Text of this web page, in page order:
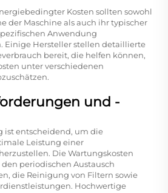
Kosten sollten sowohl
der Maschine als auch ihr typischer
Anwendung
Einige Hersteller stellen detaillierte
bereit, die helfen können,
unter verschiedenen
und -
ist entscheidend, um die
Leistung einer
Die Wartungskosten
periodischen Austausch
die Reinigung von Filtern sowie
Hochwertige